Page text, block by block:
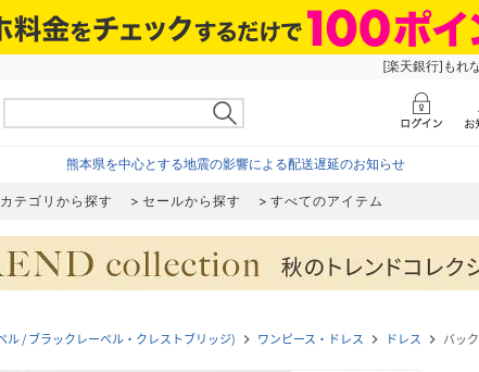
[楽天銀行]もれ
熊本県を中心とする地震の影響による配送遅延のお知らせ
カテゴリから探す セールから探す すべてのアイテム
ル / ブラックレーベル・クレストブリッジ) navigate_next ワンピース・ドレス navigate_next ドレス navigate_next バッ